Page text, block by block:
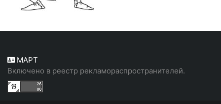
МАРТ
Включено в реестр рекламораспространителей.